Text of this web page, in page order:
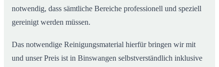
notwendig, dass sämtliche Bereiche professionell und speziell
gereinigt werden müssen.
Das notwendige Reinigungsmaterial hierfür bringen wir mit
und unser Preis ist in Binswangen selbstverständlich inklusive